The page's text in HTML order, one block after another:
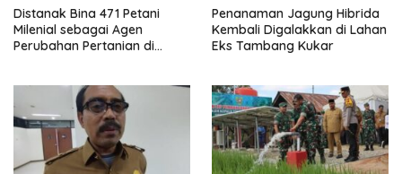
Distanak Bina 471 Petani
Milenial sebagai Agen
Perubahan Pertanian di
Penanaman Jagung Hibrida
Kembali Digalakkan di Lahan
Eks Tambang Kukar